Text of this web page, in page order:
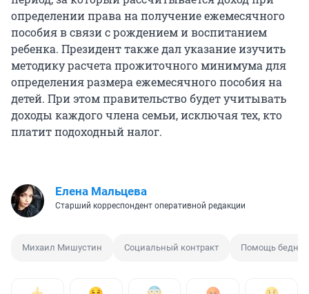
определении права на получение ежемесячного
пособия в связи с рождением и воспитанием
ребенка. Президент также дал указание изучить
методику расчета прожиточного минимума для
определения размера ежемесячного пособия на
детей. При этом правительство будет учитывать
доходы каждого члена семьи, исключая тех, кто
платит подоходный налог.
Елена Мальцева
Старший корреспондент оперативной редакции
Михаил Мишустин Социальный контракт Помощь